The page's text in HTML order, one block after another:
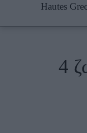
Woman
Hautes
4